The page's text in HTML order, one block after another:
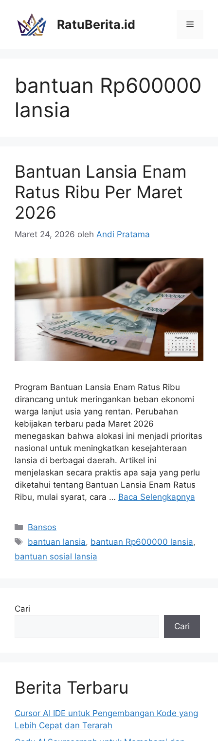
RatuBerita.id Menu
bantuan Rp600000
lansia
Bantuan Lansia Enam
Ratus Ribu Per Maret
2026
Maret 24, 2026 oleh Andi Pratama
Program Bantuan Lansia Enam Ratus Ribu
dirancang untuk meringankan beban ekonomi
warga lanjut usia yang rentan. Perubahan
kebijakan terbaru pada Maret 2026
menegaskan bahwa alokasi ini menjadi prioritas
nasional untuk meningkatkan kesejahteraan
lansia di berbagai daerah. Artikel ini
menjelaskan secara praktis apa saja yang perlu
diketahui tentang Bantuan Lansia Enam Ratus
Ribu, mulai syarat, cara … Baca Selengkapnya
Kategori
Bansos
Tag
bantuan lansia, bantuan Rp600000 lansia,
bantuan sosial lansia
Cari
Cari
Berita Terbaru
Cursor AI IDE untuk Pengembangan Kode yang
Lebih Cepat dan Terarah